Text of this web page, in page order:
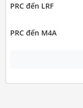
PRC đến LRF
PRC đến M4A